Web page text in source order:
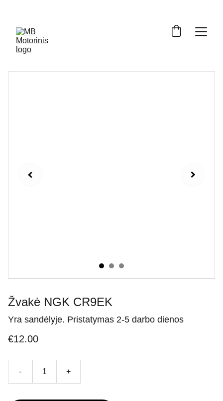
Žvakė NGK CR9EK
Yra sandėlyje. Pristatymas 2-5 darbo dienos
€12.00
- +